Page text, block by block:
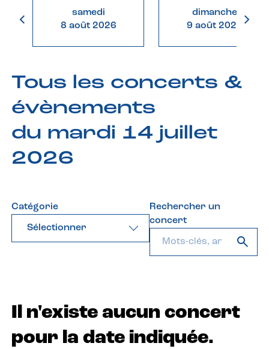
samedi
8 août 2026
dimanche
9 août 2026
Tous les concerts &
évènements
du mardi 14 juillet
2026
Catégorie
Sélectionner
Rechercher un
concert
Il n'existe aucun concert
pour la date indiquée.